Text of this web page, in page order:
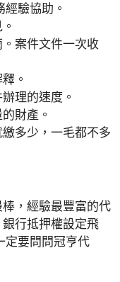
驗協助。
案件文件一次收
。
理的速度。
財產。
多少，一毛都不多
，經驗最豐富的代
行抵押權設定飛
定要問問冠亨代